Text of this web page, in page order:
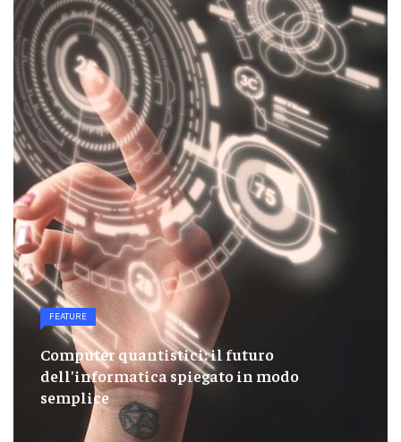
FEATURE
Computer quantistici: il futuro
dell'informatica spiegato in modo
semplice